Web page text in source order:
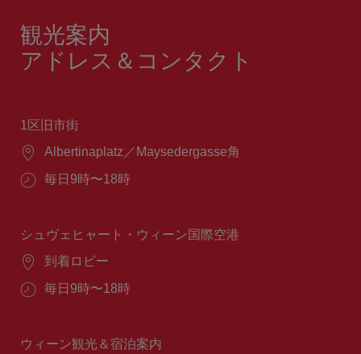
観光案内
アドレス＆コンタクト
1区旧市街
場
Albertinaplatz／Maysedergasse角
営
間：
毎日9時〜18時
シュヴェヒャート・ウィーン国際空港
場
到着ロビー
営
間：
毎日9時〜18時
ウィーン観光＆宿泊案内